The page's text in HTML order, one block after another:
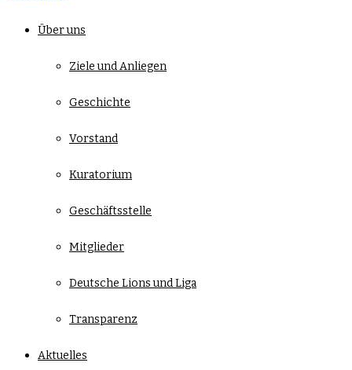
Über uns
Ziele und Anliegen
Geschichte
Vorstand
Kuratorium
Geschäftsstelle
Mitglieder
Deutsche Lions und Liga
Transparenz
Aktuelles